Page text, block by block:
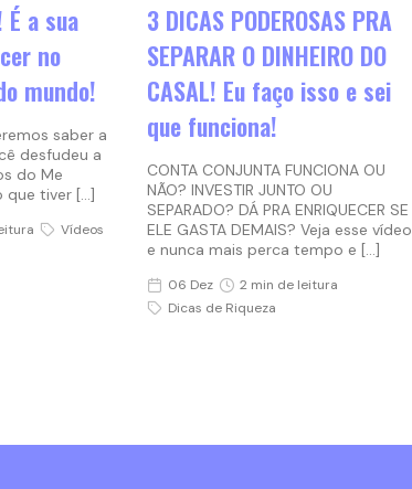
É a sua
no
mundo!
saber a
desfudeu a
do Me
que tiver […]
Vídeos
3 DICAS PODEROSAS PRA
SEPARAR O DINHEIRO DO
CASAL! Eu faço isso e sei
que funciona!
CONTA CONJUNTA FUNCIONA OU
NÃO? INVESTIR JUNTO OU
SEPARADO? DÁ PRA ENRIQUECER SE
ELE GASTA DEMAIS? Veja esse vídeo
e nunca mais perca tempo e […]
06 Dez
2 min de leitura
Dicas de Riqueza